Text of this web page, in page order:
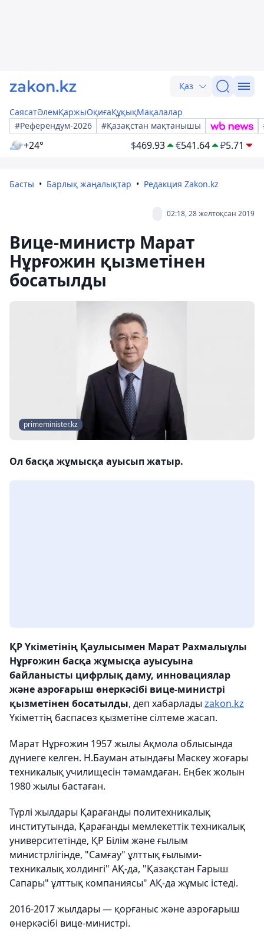
Қаз
СаясатӘлемҚаржыОқиғаҚұқықМақалалар
#Референдум-2026
#Қазақстан мақтанышы
+24° $469.93 €541.64 ₽5.71
Басты Барлық жаңалықтар Редакция Zakon.kz
02:18, 28 желтоқсан 2019
Вице-министр Марат
Нұрғожин қызметінен
босатылды
primeminister.kz
Ол басқа жұмысқа ауысып жатыр.
ҚР Үкіметінің Қаулысымен Марат Рахмалыұлы
Нұрғожин басқа жұмысқа ауысуына
байланысты цифрлық даму, инновациялар
және аэроғарыш өнеркәсібі вице-министрі
қызметінен босатылды, деп хабарлады zakon.kz
Үкіметтің баспасөз қызметіне сілтеме жасап.
Марат Нұрғожин 1957 жылы Ақмола облысында
дүниеге келген. Н.Бауман атындағы Мәскеу жоғары
техникалық училищесін тәмамдаған. Еңбек жолын
1980 жылы бастаған.
Түрлі жылдары Қарағанды политехникалық
институтында, Қарағанды мемлекеттік техникалық
университетінде, ҚР Білім және ғылым
министрлігінде, "Самғау" ұлттық ғылыми-
техникалық холдингі" АҚ-да, "Қазақстан Ғарыш
Сапары" ұлттық компаниясы" АҚ-да жұмыс істеді.
2016-2017 жылдары — қорғаныс және аэроғарыш
өнеркәсібі вице-министрі.